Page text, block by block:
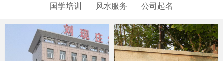
国学培训 风水服务 公司起名